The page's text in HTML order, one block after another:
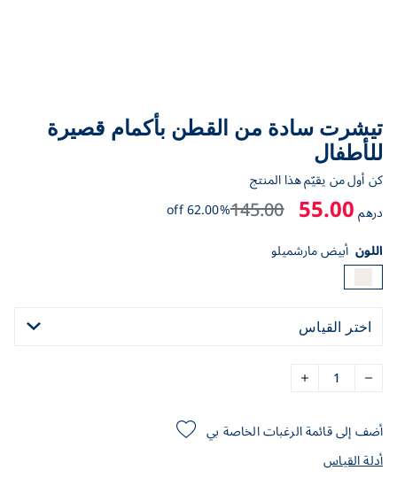
تيشرت سادة من القطن بأكمام قصيرة
للأطفال
كن أول من يقيّم هذا المنتج
درهم55.00
145.00
62.00% off
اللون أبيض مارشميلو
اختر القياس
أضف إلى قائمة الرغبات الخاصة بي
أدلة القياس